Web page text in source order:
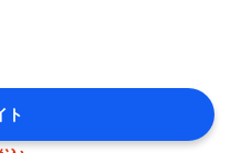
ト